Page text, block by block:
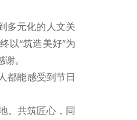
多元化的人文关
以“筑造美好”为
。
都能感受到节日
。共筑匠心，同